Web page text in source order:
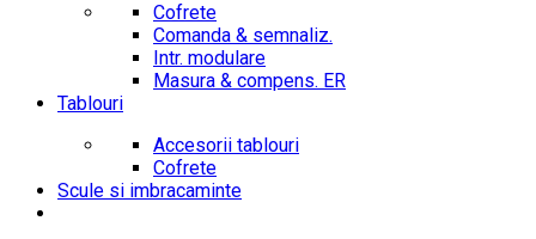
Cofrete
Comanda & semnaliz.
Intr. modulare
Masura & compens. ER
Tablouri
Accesorii tablouri
Cofrete
Scule si imbracaminte